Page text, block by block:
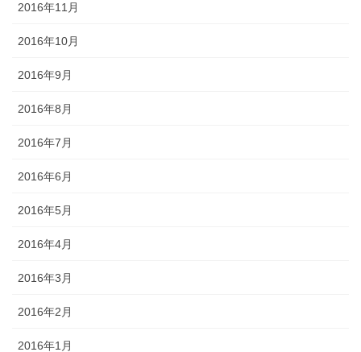
2016年11月
2016年10月
2016年9月
2016年8月
2016年7月
2016年6月
2016年5月
2016年4月
2016年3月
2016年2月
2016年1月